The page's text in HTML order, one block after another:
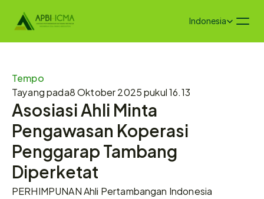
Select Language
Indonesia
Tempo
Tayang pada8 Oktober 2025 pukul 16.13
Asosiasi Ahli Minta
Pengawasan Koperasi
Penggarap Tambang
Diperketat
PERHIMPUNAN Ahli Pertambangan Indonesia